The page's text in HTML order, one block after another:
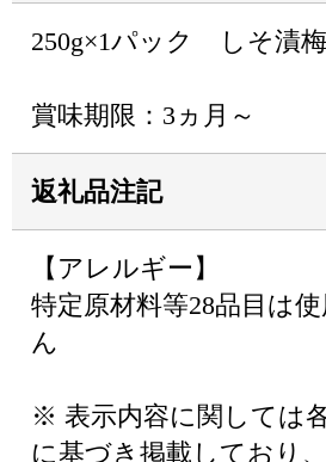
250g×1パック しそ漬
賞味期限：3ヵ月～
返礼品注記
【アレルギー】
特定原材料等28品目は
ん
※ 表示内容に関しては
に基づき掲載しており